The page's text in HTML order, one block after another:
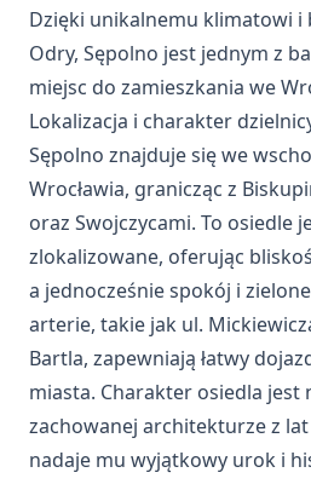
Dzięki unikalnemu klimatowi i
Odry, Sępolno jest jednym z
miejsc do zamieszkania we
Lokalizacja i charakter
Sępolno znajduje się we
Wrocławia, granicząc z
oraz Swojczycami. To osiedle
zlokalizowane, oferując
a jednocześnie spokój i
arterie, takie jak ul.
Bartla, zapewniają łatwy
miasta. Charakter osiedla jest
zachowanej architekturze z
nadaje mu wyjątkowy urok i